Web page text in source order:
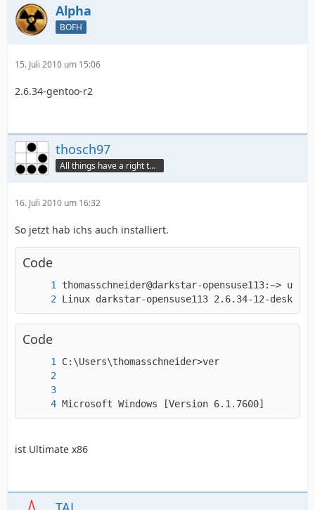
Alpha
BOFH
15. Juli 2010 um 15:06
2.6.34-gentoo-r2
thosch97
All things have a right to grow
16. Juli 2010 um 16:32
So jetzt hab ichs auch installiert.
Code
Linux darkstar-opensuse113 2.6.34-12-desktop
Code
Microsoft Windows [Version 6.1.7600]
ist Ultimate x86